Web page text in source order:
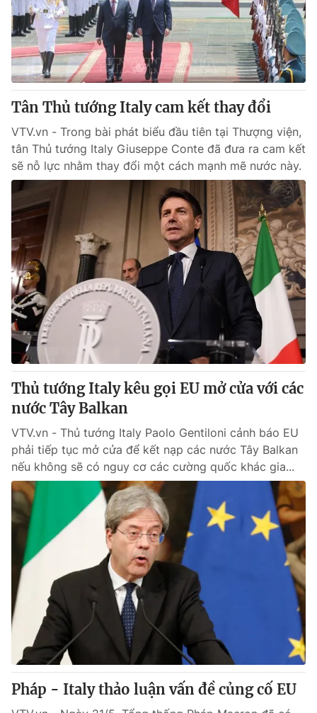
® Cấm sao chép dưới mọi hình thức nếu không có sự chấp
thuận bằng văn bản. Ghi rõ nguồn VTV.vn khi phát hành lại
thông tin từ website này.
Tân Thủ tướng Italy cam kết thay đổi
VTV.vn - Trong bài phát biểu đầu tiên tại Thượng viện,
tân Thủ tướng Italy Giuseppe Conte đã đưa ra cam kết
sẽ nỗ lực nhằm thay đổi một cách mạnh mẽ nước này.
Thủ tướng Italy kêu gọi EU mở cửa với các
nước Tây Balkan
VTV.vn - Thủ tướng Italy Paolo Gentiloni cảnh báo EU
phải tiếp tục mở cửa để kết nạp các nước Tây Balkan
nếu không sẽ có nguy cơ các cường quốc khác gia...
Pháp - Italy thảo luận vấn đề củng cố EU